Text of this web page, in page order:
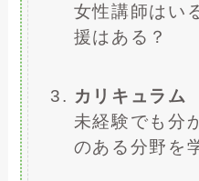
女性講師はい
援はある？
カリキュラム
未経験でも分
のある分野を